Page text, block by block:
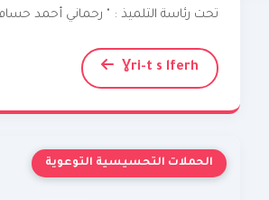
تحت رئاسة التلميذ : " رحماني أحمد
Ɣri-t s lferh
الحملات التحسيسية التوعوية